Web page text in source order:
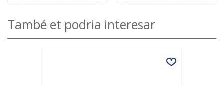
També et podria interesar